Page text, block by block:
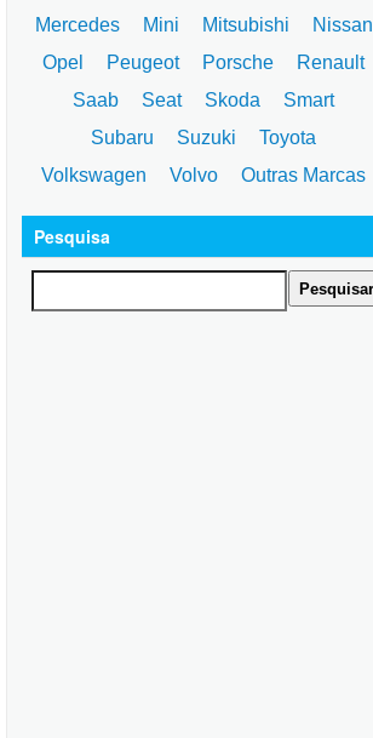
Mercedes
Mini Mitsubishi
Nissan
Opel
Peugeot Porsche
Renault
Saab
Seat Skoda
Smart
Subaru
Suzuki
Toyota
Volkswagen
Volvo Outras Marcas
Pesquisa